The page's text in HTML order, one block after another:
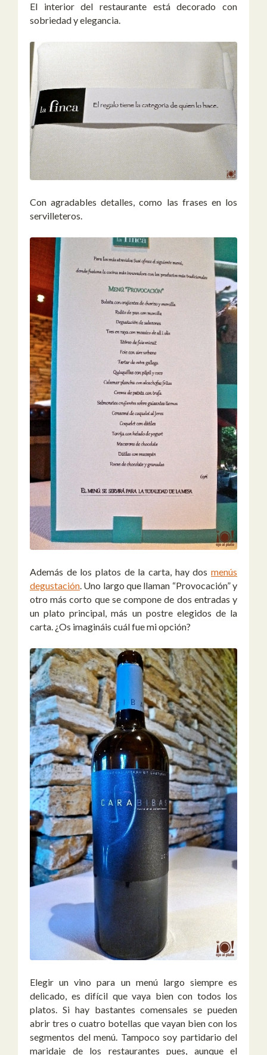
El interior del restaurante está decorado con
sobriedad y elegancia.
Con agradables detalles, como las frases en los
servilleteros.
Además de los platos de la carta, hay dos menús
degustación . Uno largo que llaman “Provocación” y
otro más corto que se compone de dos entradas y
un plato principal, más un postre elegidos de la
carta. ¿Os imagináis cuál fue mi opción?
Elegir un vino para un menú largo siempre es
delicado, es difícil que vaya bien con todos los
platos. Si hay bastantes comensales se pueden
abrir tres o cuatro botellas que vayan bien con los
segmentos del menú. Tampoco soy partidario del
maridaje de los restaurantes pues, aunque el